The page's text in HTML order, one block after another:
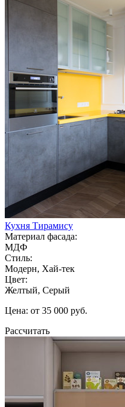
Кухня Тирамису
Материал фасада:
МДФ
Стиль:
Модерн, Хай-тек
Цвет:
Желтый, Серый
Цена: от 35 000 руб.
Рассчитать